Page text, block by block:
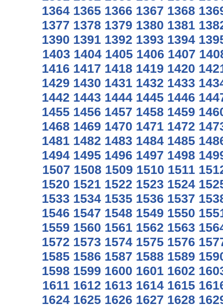
1364 1365 1366 1367 1368
1377 1378 1379 1380 1381
1390 1391 1392 1393 1394
1403 1404 1405 1406 1407
1416 1417 1418 1419 1420
1429 1430 1431 1432 1433
1442 1443 1444 1445 1446
1455 1456 1457 1458 1459
1468 1469 1470 1471 1472
1481 1482 1483 1484 1485
1494 1495 1496 1497 1498
1507 1508 1509 1510 1511
1520 1521 1522 1523 1524
1533 1534 1535 1536 1537
1546 1547 1548 1549 1550
1559 1560 1561 1562 1563
1572 1573 1574 1575 1576
1585 1586 1587 1588 1589
1598 1599 1600 1601 1602
1611 1612 1613 1614 1615
1624 1625 1626 1627 1628